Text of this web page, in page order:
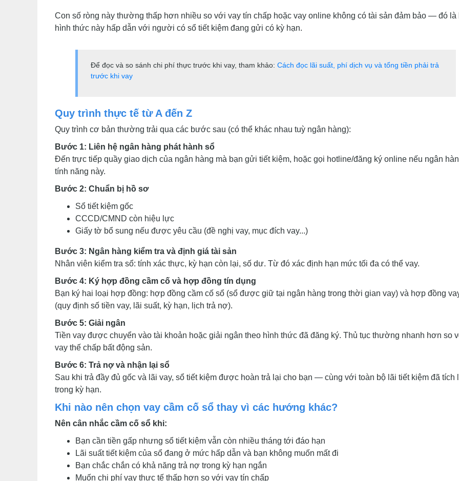
Con số ròng này thường thấp hơn nhiều so với vay tín chấp hoặc vay online không có tài sản đảm bảo — đó là
hình thức này hấp dẫn với người có sổ tiết kiệm đang gửi có kỳ hạn.
Để đọc và so sánh chi phí thực trước khi vay, tham khảo: Cách đọc lãi suất, phí dịch vụ và tổng tiền phải trả
trước khi vay
Quy trình thực tế từ A đến Z
Quy trình cơ bản thường trải qua các bước sau (có thể khác nhau tuỳ ngân hàng):
Bước 1: Liên hệ ngân hàng phát hành sổ
Đến trực tiếp quầy giao dịch của ngân hàng mà bạn gửi tiết kiệm, hoặc gọi hotline/đăng ký online nếu ngân
tính năng này.
Bước 2: Chuẩn bị hồ sơ
Sổ tiết kiệm gốc
CCCD/CMND còn hiệu lực
Giấy tờ bổ sung nếu được yêu cầu (đề nghị vay, mục đích vay...)
Bước 3: Ngân hàng kiểm tra và định giá tài sản
Nhân viên kiểm tra sổ: tính xác thực, kỳ hạn còn lại, số dư. Từ đó xác định hạn mức tối đa có thể vay.
Bước 4: Ký hợp đồng cầm cố và hợp đồng tín dụng
Bạn ký hai loại hợp đồng: hợp đồng cầm cố sổ (sổ được giữ tại ngân hàng trong thời gian vay) và hợp đồng
(quy định số tiền vay, lãi suất, kỳ hạn, lịch trả nợ).
Bước 5: Giải ngân
Tiền vay được chuyển vào tài khoản hoặc giải ngân theo hình thức đã đăng ký. Thủ tục thường nhanh hơn so
vay thế chấp bất động sản.
Bước 6: Trả nợ và nhận lại sổ
Sau khi trả đầy đủ gốc và lãi vay, sổ tiết kiệm được hoàn trả lại cho bạn — cùng với toàn bộ lãi tiết kiệm đã tích
trong kỳ hạn.
Khi nào nên chọn vay cầm cố sổ thay vì các hướng khác?
Nên cân nhắc cầm cố sổ khi:
Bạn cần tiền gấp nhưng sổ tiết kiệm vẫn còn nhiều tháng tới đáo hạn
Lãi suất tiết kiệm của sổ đang ở mức hấp dẫn và bạn không muốn mất đi
Bạn chắc chắn có khả năng trả nợ trong kỳ hạn ngắn
Muốn chi phí vay thực tế thấp hơn so với vay tín chấp